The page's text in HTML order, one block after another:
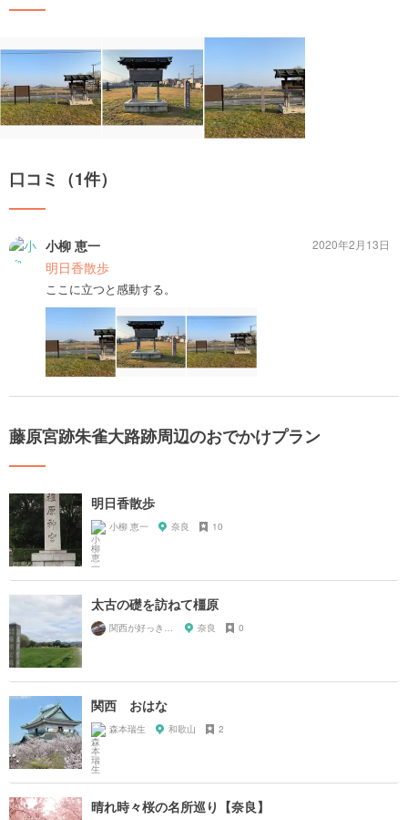
口コミ（1件）
小柳 恵一
明日香散歩
ここに立つと感動する。
2020年2月13日
藤原宮跡朱雀大路跡周辺のおでかけプラン
明日香散歩
小柳 恵一 奈良 10
太古の礎を訪ねて橿原
関西が好っきゃねん 奈良 0
関西 おはな
森本瑞生 和歌山 2
晴れ時々桜の名所巡り【奈良】